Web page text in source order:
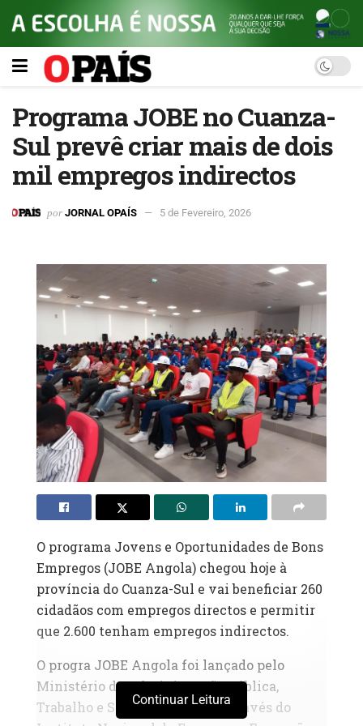
Programa JOBE no Cuanza-
Sul prevê criar mais de dois
mil empregos indirectos
por JORNAL OPAÍS 5 de Fevereiro, 2026
O programa Jovens e Oportunidades de Bons
Empregos (JOBE Angola) chegou hoje à
província do Cuanza-Sul e vai beneficiar 260
cidadãos com empregos directos e permitir
que 2.600 tenham empregos indirectos.
O progra JOBE Angola foi lançado pelo
Ministério da Administração Pública,
Trabalho e Segurança Social, através do
Continuar Leitura